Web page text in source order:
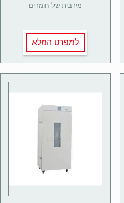
מירבית של חומרים
למפרט המלא